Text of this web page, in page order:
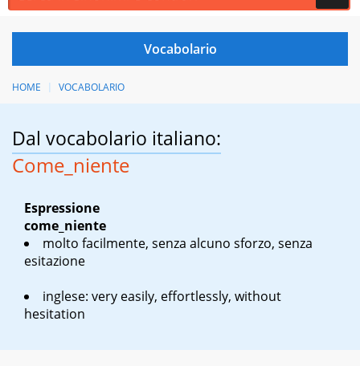
HOME VOCABOLARIO
Dal vocabolario italiano:
Come_niente
Espressione
come_niente
molto facilmente, senza alcuno sforzo, senza
esitazione
inglese: very easily, effortlessly, without
hesitation